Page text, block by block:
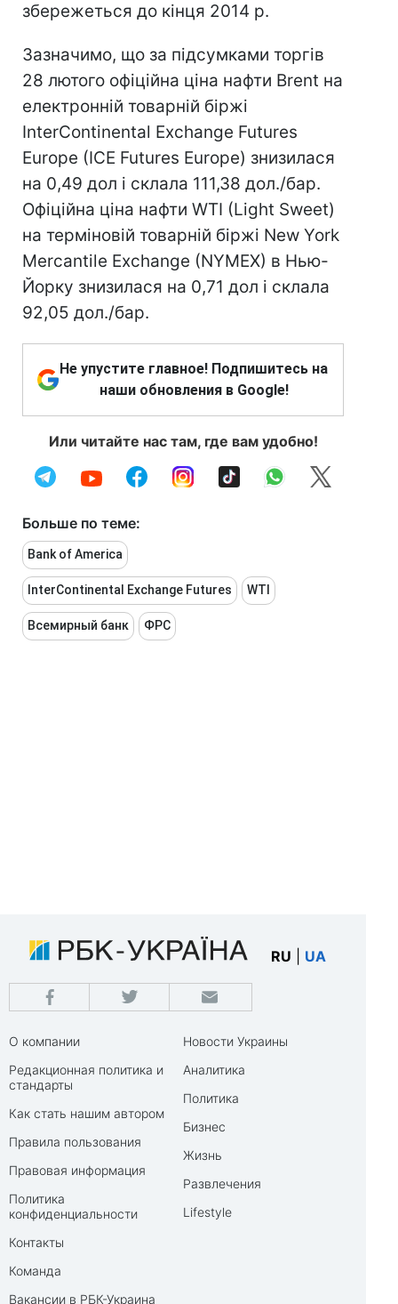
збережеться до кінця 2014 р.
Зазначимо, що за підсумками торгів
28 лютого офіційна ціна нафти Brent на
електронній товарній біржі
InterContinental Exchange Futures
Europe (IСE Futures Europe) знизилася
на 0,49 дол і склала 111,38 дол./бар.
Офіційна ціна нафти WTI (Light Sweet)
на терміновій товарній біржі New York
Mercantile Exchange (NYMEX) в Нью-
Йорку знизилася на 0,71 дол і склала
92,05 дол./бар.
Не упустите главное! Подпишитесь на
наши обновления в Google!
Или читайте нас там, где вам удобно!
Больше по теме:
Bank of America
InterContinental Exchange Futures WTI
Всемирный банк ФРС
RU UA
О компании
Редакционная политика и
стандарты
Как стать нашим автором
Правила пользования
Правовая информация
Политика
конфиденциальности
Контакты
Команда
Вакансии в РБК-Украина
Новости Украины
Аналитика
Политика
Бизнес
Жизнь
Развлечения
Lifestyle